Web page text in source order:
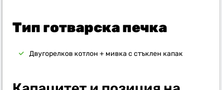
Тип готварска печка
Двугорелков котлон + мивка с стъклен капак